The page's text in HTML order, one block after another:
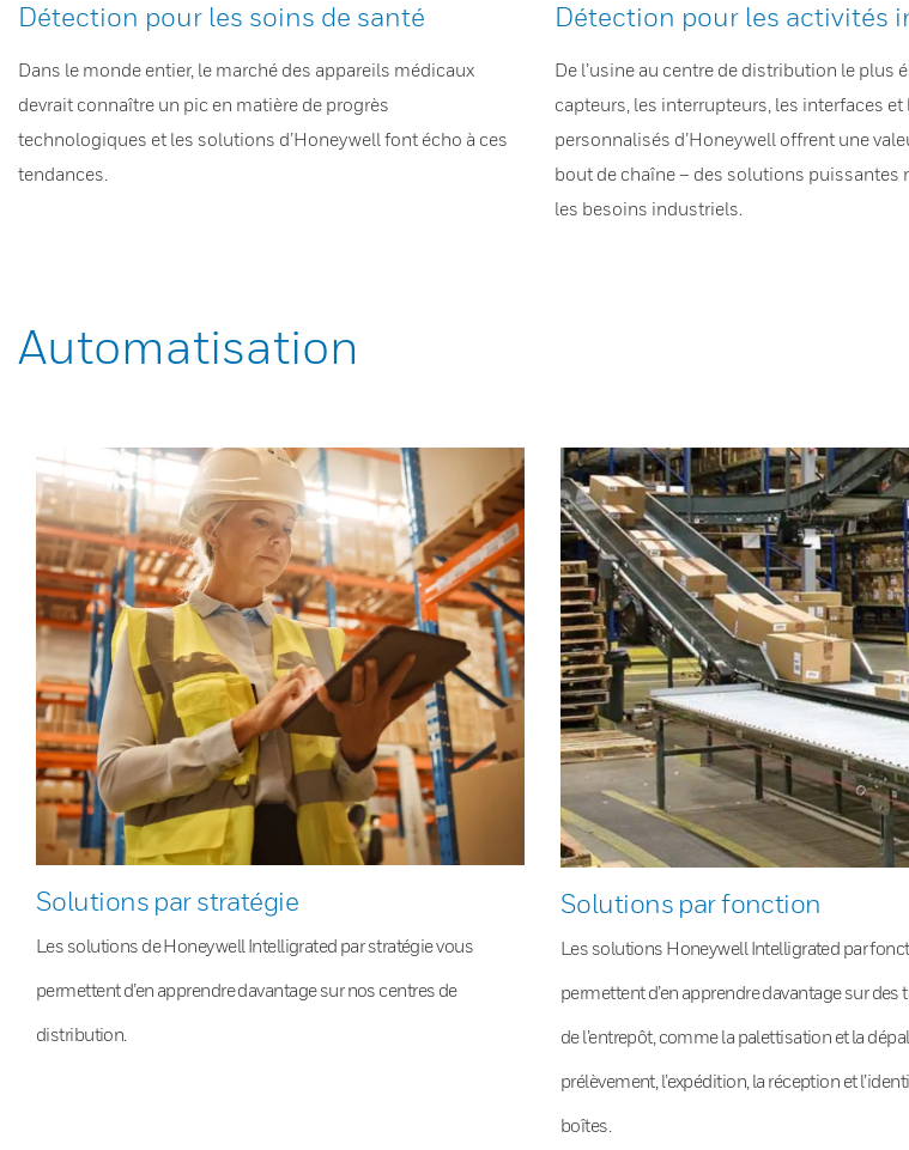
Détection pour les soins de santé
Dans le monde entier, le marché des appareils médicaux
devrait connaître un pic en matière de progrès
technologiques et les solutions d’Honeywell font écho à ces
tendances.
Détection pour les activités
De l’usine au centre de distribution le plus
capteurs, les interrupteurs, les interfaces
personnalisés d’Honeywell offrent une
bout de chaîne – des solutions puissantes
les besoins industriels.
Automatisation
Solutions par stratégie
Les solutions de Honeywell Intelligrated par stratégie vous
permettent d’en apprendre davantage sur nos centres de
distribution.
Solutions par fonction
Les solutions Honeywell Intelligrated par
permettent d’en apprendre davantage sur
de l’entrepôt, comme la palettisation et la
prélèvement, l’expédition, la réception et
boîtes.